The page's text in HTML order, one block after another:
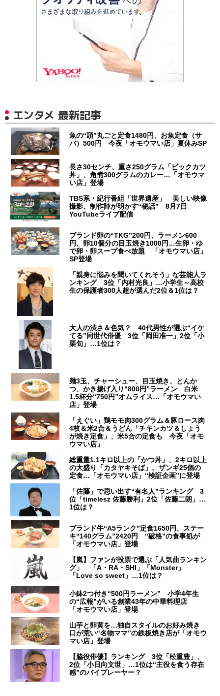
エンタメ 最新記事
魚の“頭”丸ごと定食1480円、お魚定食（サ
バ）500円 今夜「オモウマい店」夏休みSP
長さ30センチ、重さ250グラム「ビックカツ
丼」、角煮300グラムのカレー…「オモウマ
い店」登場
TBS系・紀行番組「世界遺産」 美しい映像
撮影、制作陣が明かす“秘話” 8月7日
YouTubeライブ配信
ブランド卵の“TKG”200円、ラーメン600
円、卵10個分の目玉焼き1000円…生卵・ゆ
で卵・卵スープ食べ放題 「オモウマい店」
SP登場
「親身に悩みを聞いてくれそう」な芸能人ラ
ンキング 3位「内村光良」…小学生～高校
生の保護者300人超が選んだ2位＆1位は？
大人の渋さ＆色気？ 40代男性が選ぶ“イケ
てる”同世代俳優 3位「岡田准一」2位「小
栗旬」…1位は？
麺3玉、チャーシュー、目玉焼き、とんか
つ、かき揚げ入り“800円”ラーメン 白米
1.5杯分“750円”オムライス…「オモウマい
店」登場
「えぐい」鶏モモ肉300グラム＆豚ロース肉
4枚＆米2合＆うどん「チキンカツ＆しょう
が焼き定食」、米5合の定食も 今夜「オモ
ウマい店」
総重量1.1キロ以上の「かつ丼」、2キロ以上
の大盛り「カタヤキそば」、ザンギ25個の
定食…「オモウマい店」“検証企画”に登場
「佐藤」で思い出す“有名人”ランキング 3
位「timelesz 佐藤勝利」2位「佐藤二朗」…
1位は？
ブランド牛“A5ランク”定食1650円、ステー
キ“140グラム”2420円 “破格”の食事処が
「オモウマい店」登場
【嵐】ファンが投票で選ぶ「人気曲ランキン
グ」 「A・RA・SHI」「Monster」
「Love so sweet」…1位は？
小鉢2つ付き“500円ラーメン” 小学4年生
の“広報”がいる創業43年の中華料理店
「オモウマい店」登場
山芋と卵黄を…独自スタイルのお好み焼き
口が荒い“名物ママ”の鉄板焼き店が「オモウ
マい店」登場
【脇役俳優】ランキング 3位「松重豊」、
2位「小日向文世」…1位は“主役を食う存在
感”のバイプレーヤー？